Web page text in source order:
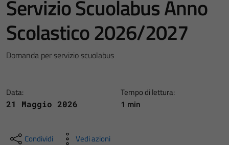
Servizio Scuolabus Anno
Scolastico 2026/2027
Domanda per servizio scuolabus
Data:
21 Maggio 2026
Tempo di lettura:
1 min
Condividi Vedi azioni